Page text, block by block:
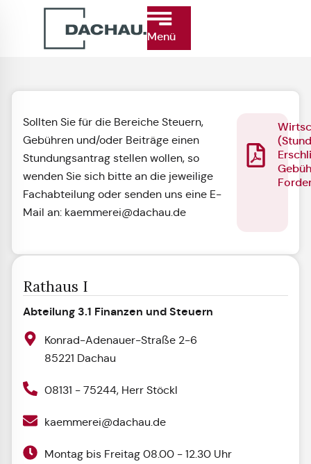
Menü
Sollten Sie für die Bereiche Steuern,
Gebühren und/oder Beiträge einen
Stundungsantrag stellen wollen, so
wenden Sie sich bitte an die jeweilige
Fachabteilung oder senden uns eine E-
Mail an: kaemmerei@dachau.de
Rathaus I
Abteilung 3.1 Finanzen und Steuern
Konrad-Adenauer-Straße 2-6
85221 Dachau
08131 - 75244, Herr Stöckl
kaemmerei@dachau.de
Montag bis Freitag 08.00 - 12.30 Uhr